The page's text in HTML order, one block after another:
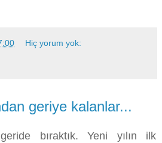
Hiç yorum yok:
geriye kalanlar...
bıraktık. Yeni yılın ilk